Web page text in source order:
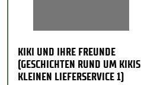
KIKI UND IHRE FREUNDE
(GESCHICHTEN RUND UM KIKIS
KLEINEN LIEFERSERVICE 1)